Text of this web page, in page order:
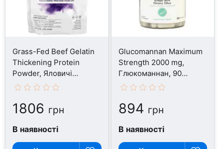
Grass-Fed Beef Gelatin
Thickening Protein
Powder, Яловичі
органи, 454 г
1806 грн
В наявності
Glucomannan Maximum
Strength 2000 mg,
Глюкоманнан, 90
капсул
894 грн
В наявності